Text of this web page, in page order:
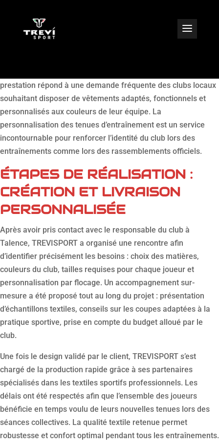
prestation répond à une demande fréquente des clubs locaux
souhaitant disposer de vêtements adaptés, fonctionnels et
personnalisés aux couleurs de leur équipe. La
personnalisation des tenues d’entraînement est un service
incontournable pour renforcer l’identité du club lors des
entraînements comme lors des rassemblements officiels.
ÉTAPES DE RÉALISATION :
CRÉATION ET LIVRAISON
PERSONNALISÉE
Après avoir pris contact avec le responsable du club à
Talence, TREVISPORT a organisé une rencontre afin
d’identifier précisément les besoins : choix des matières,
couleurs du club, tailles requises pour chaque joueur et
personnalisation par flocage. Un accompagnement sur-
mesure a été proposé tout au long du projet : présentation
d’échantillons textiles, conseils sur les coupes adaptées à la
pratique sportive, prise en compte du budget alloué par le
club.
Une fois le design validé par le client, TREVISPORT s’est
chargé de la production rapide grâce à ses partenaires
spécialisés dans les textiles sportifs professionnels. Les
délais ont été respectés afin que l’ensemble des joueurs
bénéficie en temps voulu de leurs nouvelles tenues lors des
séances collectives. La qualité textile retenue permet
robustesse et confort optimal pendant tous les entraînements.